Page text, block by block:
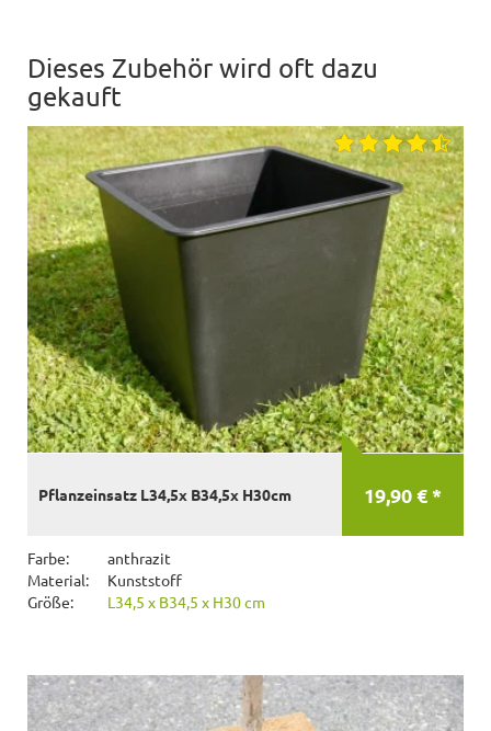
Dieses Zubehör wird oft dazu
gekauft
19,90 € *
Pflanzeinsatz L34,5x B34,5x H30cm
Farbe:
anthrazit
Material:
Kunststoff
Größe:
L34,5 x B34,5 x H30 cm